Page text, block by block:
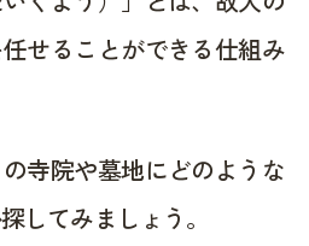
せることができる仕組み
寺院や墓地にどのような
してみましょう。